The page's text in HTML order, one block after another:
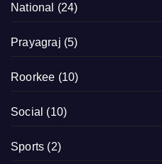
National (24)
Prayagraj (5)
Roorkee (10)
Social (10)
Sports (2)